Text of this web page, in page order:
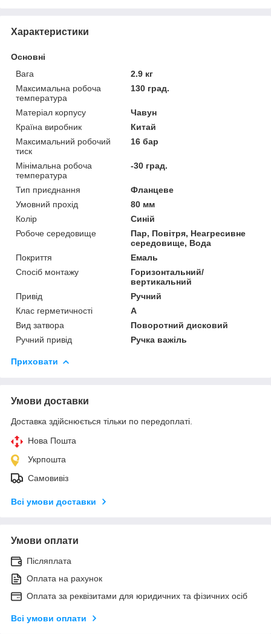
Характеристики
Основні
Вага
2.9 кг
Максимальна робоча
температура
130 град.
Матеріал корпусу
Чавун
Країна виробник
Китай
Максимальний робочий
тиск
16 бар
Мінімальна робоча
температура
-30 град.
Тип приєднання
Фланцеве
Умовний прохід
80 мм
Колір
Синій
Робоче середовище
Пар, Повітря, Неагресивне
середовище, Вода
Покриття
Емаль
Спосіб монтажу
Горизонтальний/
вертикальний
Привід
Ручний
Клас герметичності
А
Вид затвора
Поворотний дисковий
Ручний привід
Ручка важіль
Приховати
Умови доставки
Доставка здійснюється тільки по передоплаті.
Нова Пошта
Укрпошта
Самовивіз
Всі умови доставки
Умови оплати
Післяплата
Оплата на рахунок
Оплата за реквізитами для юридичних та фізичних осіб
Всі умови оплати